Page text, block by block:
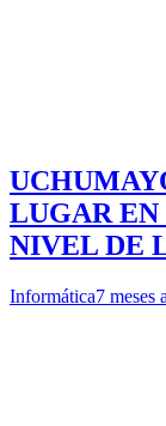
LUGAR EN
NIVEL DE
Informática7 meses